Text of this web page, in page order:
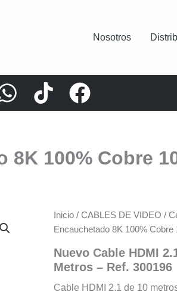
Nosotros
100% Cobre
Inicio / CABLES DE VIDEO /
Encauchetado 8K 100%
Nuevo Cable HDMI
Metros – Ref. 300196
Cable HDMI 2.1 de 10